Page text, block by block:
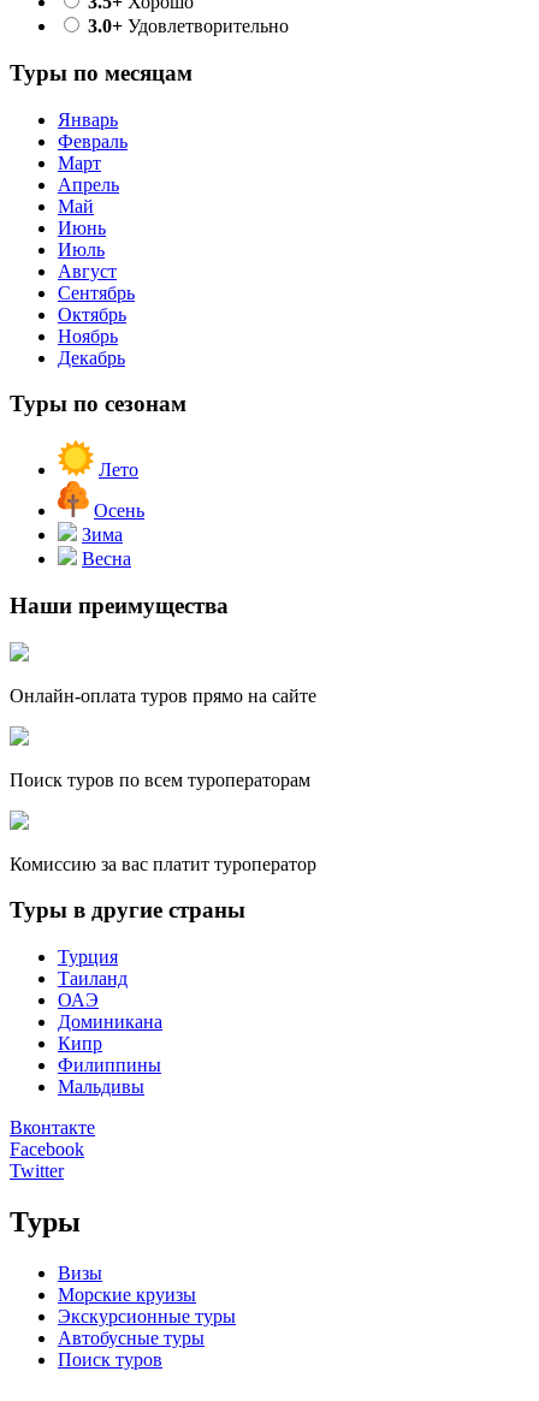
3.0+ Удовлетворительно
Туры по месяцам
Январь
Февраль
Март
Апрель
Май
Июнь
Июль
Август
Сентябрь
Октябрь
Ноябрь
Декабрь
Туры по сезонам
Лето
Осень
Зима
Весна
Наши преимущества
Онлайн-оплата туров прямо на сайте
Поиск туров по всем туроператорам
Комиссию за вас платит туроператор
Туры в другие страны
Турция
Таиланд
ОАЭ
Доминикана
Кипр
Филиппины
Мальдивы
Вконтакте
Facebook
Twitter
Туры
Визы
Морские круизы
Экскурсионные туры
Автобусные туры
Поиск туров